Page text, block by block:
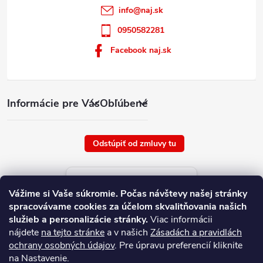
Vážime si Vaše súkromie. Počas návštevy našej stránky
spracovávame cookies za účelom skvalitňovania našich
služieb a personalizácie stránky.Viac informácii
nájdete na tejto stránke a v našich Zásadách a pravidlách
ochrany osobných údajov. Pre úpravu preferencií kliknite
na Nastavenie.
Informácie pre VásObľúbené
info@naj.sk
0950582281
Facebook naj.sk
Odstúpiť od zmluvy tu
Aktuálne ceny tovaru
platné od : 6/8/2026